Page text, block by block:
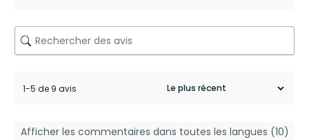
a
s
s
e
1-5 de 9 avis
Afficher les commentaires dans toutes les langues (10)